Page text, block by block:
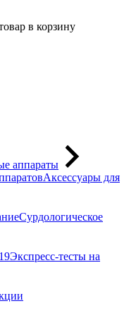
в корзину
аппараты
Аксессуары для
Сурдологическое
Экспресс-тесты на